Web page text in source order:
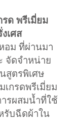
ด พรีเมี่ยม
เศส
อม ที่ผ่านมา
จัดจำหน่าย
สูตรพิเศษ
เกรดพรีเมี่ยม
รผสมน้ำที่ใช้
รับฉีดผ้าใน